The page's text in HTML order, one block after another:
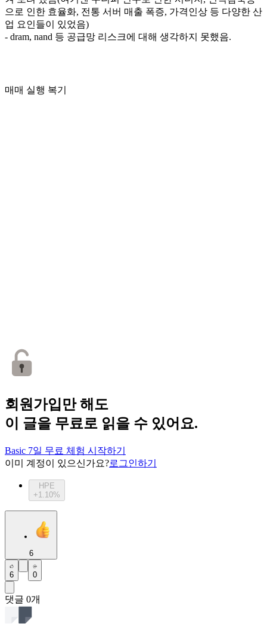
으로 인한 효율화, 전통 서버 매출 폭증, 가격인상 등 다양한 산
업 요인들이 있었음)
- dram, nand 등 공급망 리스크에 대해 생각하지 못했음.
매매 실행 복기
회원가입만 해도
이 글을 무료로 읽을 수 있어요.
Basic 7일 무료 체험 시작하기
이미 계정이 있으신가요?로그인하기
HPE
+1.10%
6
6 0
댓글 0개